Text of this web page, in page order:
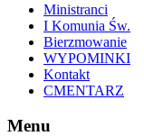
Ministranci
I Komunia Św.
Bierzmowanie
WYPOMINKI
Kontakt
CMENTARZ
Menu